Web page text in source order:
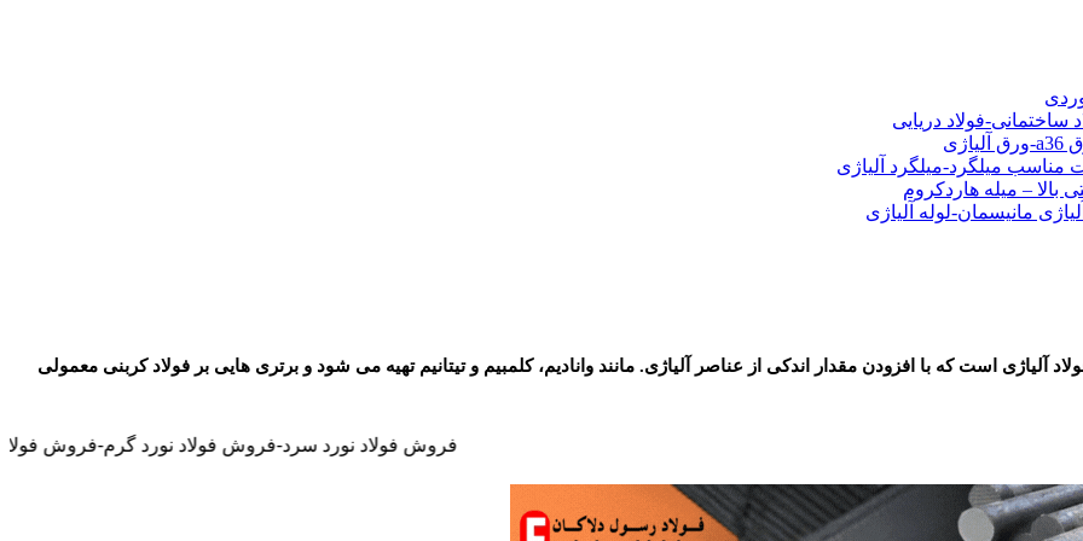
ساختمانی-فولاد دریایی
مناسب میلگرد-میلگرد آلیاژی
– میله هاردکروم
مانیسمان-لوله آلیاژی
آلیاژی است که با افزودن مقدار اندکی از عناصر آلیاژی. مانند وانادیم، کلمبیم و تیتانیم تهیه می شود و برتری هایی بر فولاد کربنی معمولی
فروش فولاد نورد سرد-فروش فولاد نورد گرم-فروش فولاد نسوز-فروش فولاد ضد